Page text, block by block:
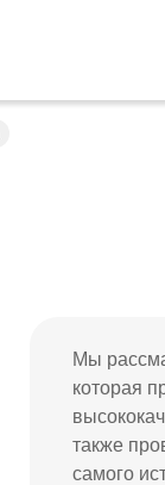
Мы
которая
также
самого